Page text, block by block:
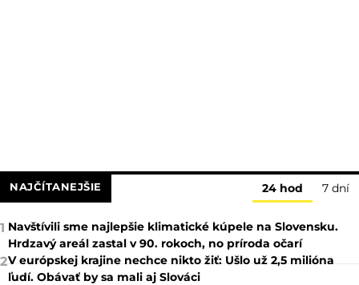
NAJČÍTANEJŠIE 24 hod 7 dní
1 Navštívili sme najlepšie klimatické kúpele na Slovensku.
Hrdzavý areál zastal v 90. rokoch, no príroda očarí
2V európskej krajine nechce nikto žiť: Ušlo už 2,5 milióna
ľudí. Obávať by sa mali aj Slováci